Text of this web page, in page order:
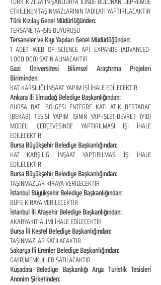
ETKİLENEN TAŞINMAZLARININ TADİLATI YAPTIRILACAKTIR
Türk Kızılay Genel Müdürlüğünden:
TERSANE TAHSİS DUYURUSU
Tersaneler ve Kıyı Yapıları Genel Müdürlüğünden:
1 ADET WEB OF SCİENCE API EXPANDE (ADVANCED-
1.000.000) SATIN ALINACAKTIR
Gazi Üniversitesi Bilimsel Araştırma Projeleri
Biriminden:
KAT KARŞILIĞI İNŞAAT YAPIM İŞİ İHALE EDİLECEKTİR
Ankara İli Elmadağ Belediye Başkanlığından:
BURSA BATI BÖLGESİ ENTEGRE KATI ATIK BERTARAF
(BEKAB) TESİSİ YAPIM İŞİNİN YAP-İŞLET-DEVRET (YİD)
MODELİ ÇERÇEVESİNDE YAPTIRILMASI İŞİ İHALE
EDİLECEKTİR
Bursa Büyükşehir Belediye Başkanlığından:
KAT KARŞILIĞI İNŞAAT YAPTIRILMASI İŞİ İHALE
EDİLECEKTİR
Bursa Büyükşehir Belediye Başkanlığından:
TAŞINMAZLAR KİRAYA VERİLECEKTİR
İstanbul Büyükşehir Belediye Başkanlığından:
BÜFE KİRAYA VERİLECEKTİR
İstanbul İli Ataşehir Belediye Başkanlığından:
AKARYAKIT ALIMI İHALE EDİLECEKTİR
Bursa İli Kestel Belediye Başkanlığından:
TAŞINMAZLAR SATILACAKTIR
Sakarya İli Erenler Belediye Başkanlığından:
GAYRİMENKULLER SATILACAKTIR
Kuşadası Belediye Başkanlığı Arya Turistik Tesisleri
Anonim Şirketinden: